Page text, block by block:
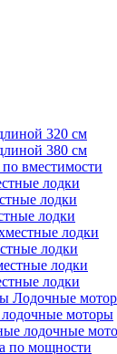
320 см
380 см
вместимости
лодки
лодки
лодки
лодки
лодки
лодки
лодки
Лодочные
моторы
лодочные
по мощности